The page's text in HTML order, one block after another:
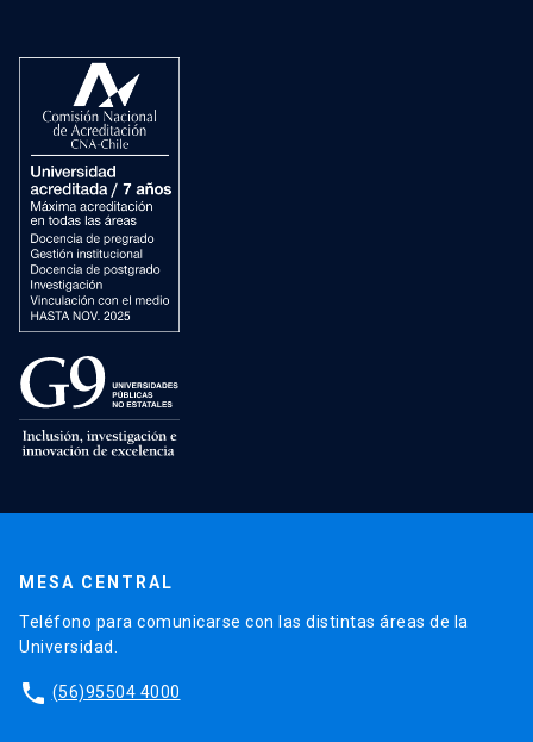
MESA CENTRAL
Teléfono para comunicarse con las distintas áreas de la
Universidad.
phone (56)95504 4000